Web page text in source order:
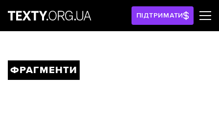
ПІДТРИМАТИ
ФРАГМЕНТИ